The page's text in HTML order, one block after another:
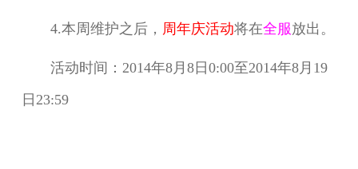
4.本周维护之后， 周年庆活动将在全服放出。
活动时间：2014年8月8日0:00至2014年8月19
日23:59